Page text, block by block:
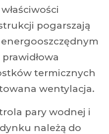
pogarszają
termicznych
wentylacja.
pary wodnej i
należą do